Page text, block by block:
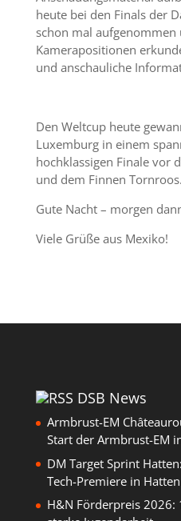
heute bei den Finals der
schon mal aufgenommen
Kamerapositionen
und anschauliche
Den Weltcup heute
Luxemburg in einem
hochklassigen Finale vor
und dem Finnen Tornroos.
Gute Nacht – morgen
Viele Grüße aus Mexiko!
DSB News
Armbrust-EM
Start der Armbrust-EM
DM Target Sprint
Tech-Premiere in Hatten
H&N Förderpreis 2026: